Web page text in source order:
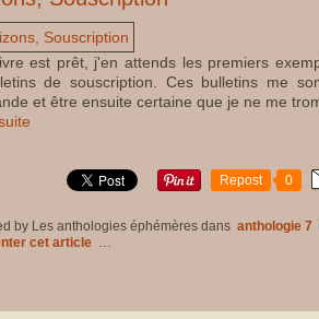
est prêt, j'en attends les premiers
de souscription. Ces bulletins me
et être ensuite certaine que je ne me
Repost 0
by Les anthologies éphémères dans anthologie 7
cet article …